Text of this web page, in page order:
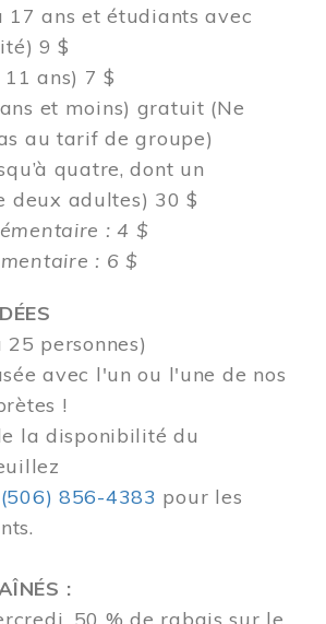
17 ans et étudiants avec
9 $
ans) 7 $
et moins) gratuit (Ne
au tarif de groupe)
quatre, dont un
deux adultes) 30 $
: 4 $
: 6 $
personnes)
avec l'un ou l'une de nos
!
la disponibilité du
(506) 856-4383 pour les
: